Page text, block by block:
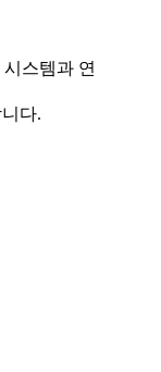
스템과 연
다.